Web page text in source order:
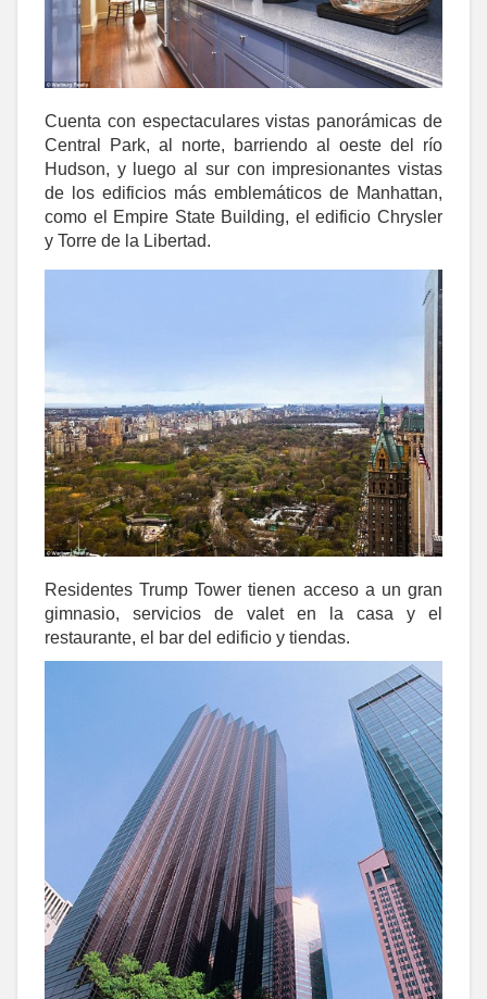
Cuenta con espectaculares vistas panorámicas de
Central Park, al norte, barriendo al oeste del río
Hudson, y luego al sur con impresionantes vistas
de los edificios más emblemáticos de Manhattan,
como el Empire State Building, el edificio Chrysler
y Torre de la Libertad.
Residentes Trump Tower tienen acceso a un gran
gimnasio, servicios de valet en la casa y el
restaurante, el bar del edificio y tiendas.